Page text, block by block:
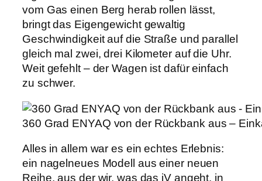
vom Gas einen Berg herab rollen lässt,
bringt das Eigengewicht gewaltig
Geschwindigkeit auf die Straße und parallel
gleich mal zwei, drei Kilometer auf die Uhr.
Weit gefehlt – der Wagen ist dafür einfach
zu schwer.
360 Grad ENYAQ von der Rückbank aus –
Alles in allem war es ein echtes Erlebnis:
ein nagelneues Modell aus einer neuen
Reihe, aus der wir, was das iV angeht, in